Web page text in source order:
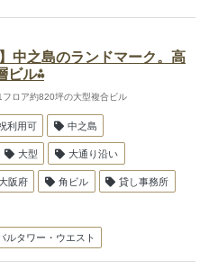
中之島のランドマーク。高
ビル⁂
ロア約820坪の大型複合ビル
利用可 中之島
大型 大通り沿い
阪府 角ビル 貸し事務所
ルタワー・ウエスト